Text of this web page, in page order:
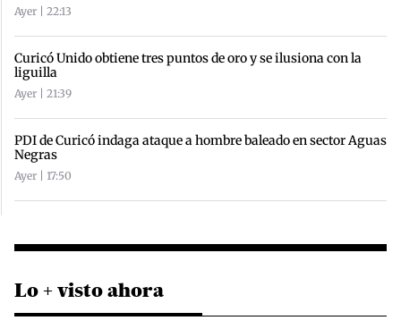
Ayer | 22:13
Curicó Unido obtiene tres puntos de oro y se ilusiona con la
liguilla
Ayer | 21:39
PDI de Curicó indaga ataque a hombre baleado en sector Aguas
Negras
Ayer | 17:50
Lo + visto ahora